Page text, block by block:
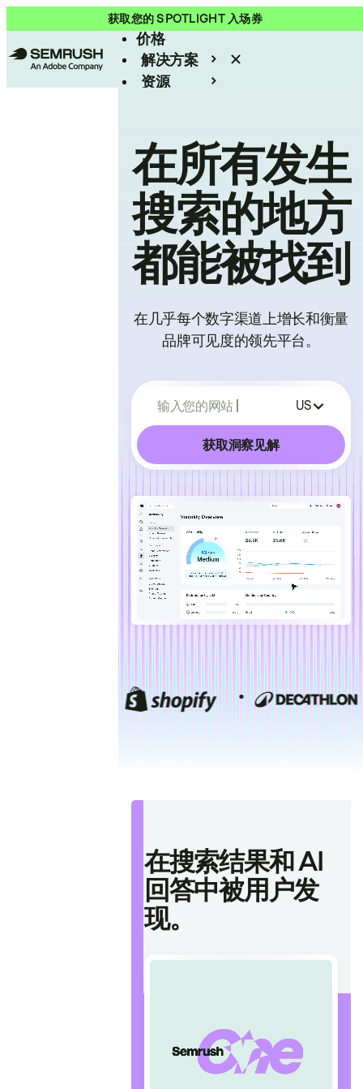
获取您的 SPOTLIGHT 入场券
产品
价格
解决方案
资源
在所有发生
搜索的地方
都能被找到
在几乎每个数字渠道上增长和衡量
品牌可见度的领先平台。
输入您的网站 US
获取洞察见解
在搜索结果和 AI
回答中被用户发
现。